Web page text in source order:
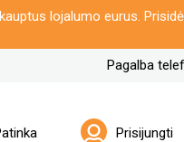
lojalumo eurus.
Pagalba
Prisijungti